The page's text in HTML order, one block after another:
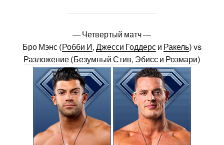
— Четвертый матч —
Бро Мэнс (Робби И , Джесси Годдерси Ракель) vs
Разложение(Безумный Стив, Эбисси Розмари)